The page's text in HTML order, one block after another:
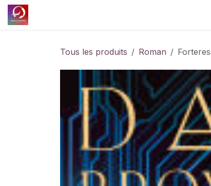
Se rendre au contenu
Tous les produits Roman